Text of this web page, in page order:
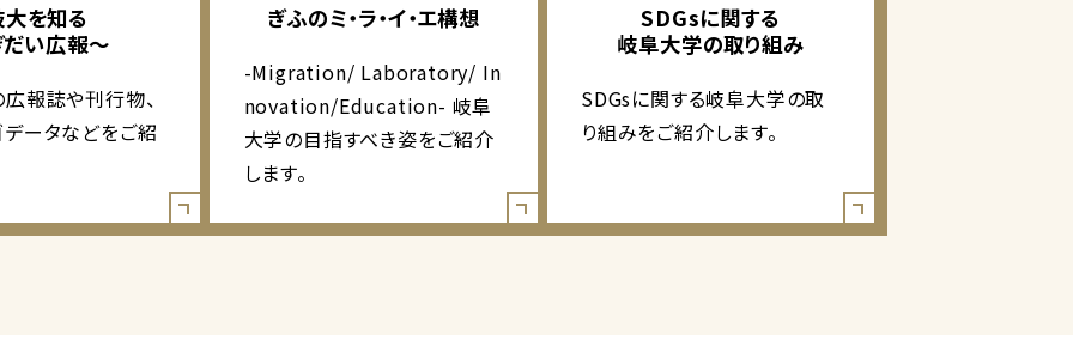
を知る
い広報～
報誌や刊行物、
ータなどをご紹
ぎふのミ・ラ・イ・エ構想
-Migration/ Laboratory/ In
novation/Education- 岐阜
大学の目指すべき姿をご紹介
します。
SDGsに関する
岐阜大学の取り組み
SDGsに関する岐阜大学の取
り組みをご紹介します。